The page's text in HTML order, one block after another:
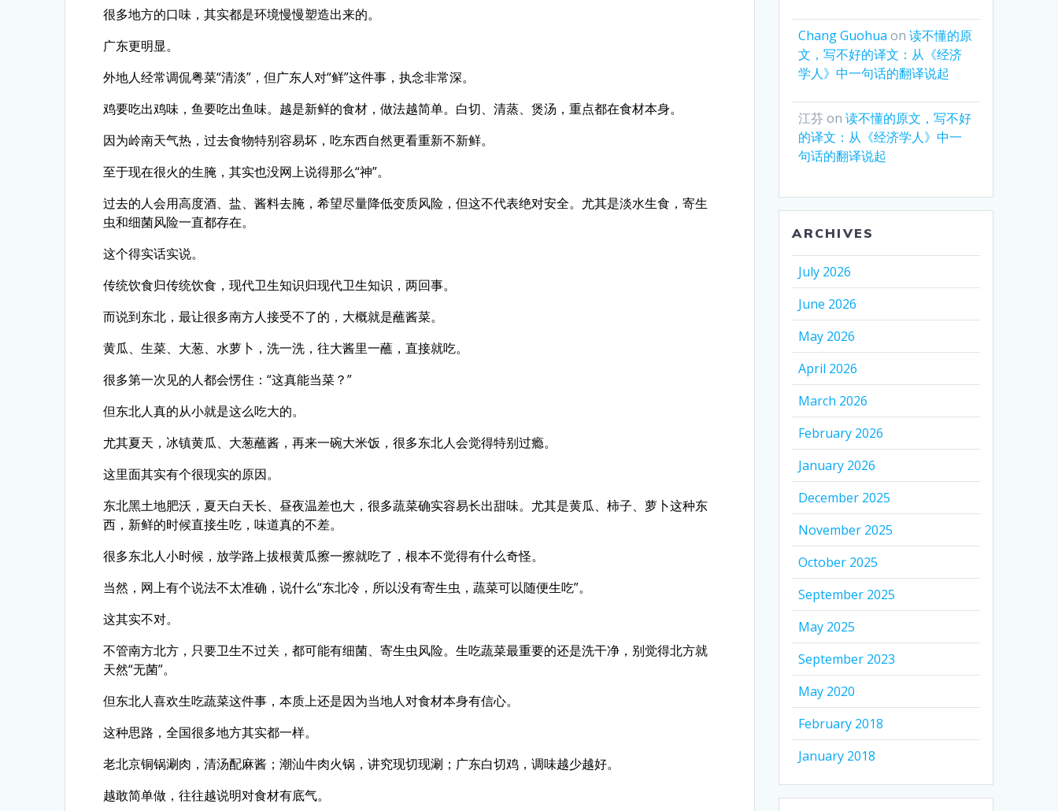
很多地方的口味，其实都是环境慢慢塑造出来的。
广东更明显。
外地人经常调侃粤菜“清淡”，但广东人对“鲜”这件事，执念非常深。
鸡要吃出鸡味，鱼要吃出鱼味。越是新鲜的食材，做法越简单。白切、清蒸、煲汤，重点都在食材本身。
因为岭南天气热，过去食物特别容易坏，吃东西自然更看重新不新鲜。
至于现在很火的生腌，其实也没网上说得那么“神”。
过去的人会用高度酒、盐、酱料去腌，希望尽量降低变质风险，但这不代表绝对安全。尤其是淡水生食，寄生
虫和细菌风险一直都存在。
这个得实话实说。
传统饮食归传统饮食，现代卫生知识归现代卫生知识，两回事。
而说到东北，最让很多南方人接受不了的，大概就是蘸酱菜。
黄瓜、生菜、大葱、水萝卜，洗一洗，往大酱里一蘸，直接就吃。
很多第一次见的人都会愣住：“这真能当菜？”
但东北人真的从小就是这么吃大的。
尤其夏天，冰镇黄瓜、大葱蘸酱，再来一碗大米饭，很多东北人会觉得特别过瘾。
这里面其实有个很现实的原因。
东北黑土地肥沃，夏天白天长、昼夜温差也大，很多蔬菜确实容易长出甜味。尤其是黄瓜、柿子、萝卜这种东
西，新鲜的时候直接生吃，味道真的不差。
很多东北人小时候，放学路上拔根黄瓜擦一擦就吃了，根本不觉得有什么奇怪。
当然，网上有个说法不太准确，说什么“东北冷，所以没有寄生虫，蔬菜可以随便生吃”。
这其实不对。
不管南方北方，只要卫生不过关，都可能有细菌、寄生虫风险。生吃蔬菜最重要的还是洗干净，别觉得北方就
天然“无菌”。
但东北人喜欢生吃蔬菜这件事，本质上还是因为当地人对食材本身有信心。
这种思路，全国很多地方其实都一样。
老北京铜锅涮肉，清汤配麻酱；潮汕牛肉火锅，讲究现切现涮；广东白切鸡，调味越少越好。
越敢简单做，往往越说明对食材有底气。
Chang Guohua on读不懂的原
文，写不好的译文：从《经济
学人》中一句话的翻译说起
江芬 on读不懂的原文，写不好
的译文：从《经济学人》中一
句话的翻译说起
ARCHIVES
July 2026
June 2026
May 2026
April 2026
March 2026
February 2026
January 2026
December 2025
November 2025
October 2025
September 2025
May 2025
September 2023
May 2020
February 2018
January 2018